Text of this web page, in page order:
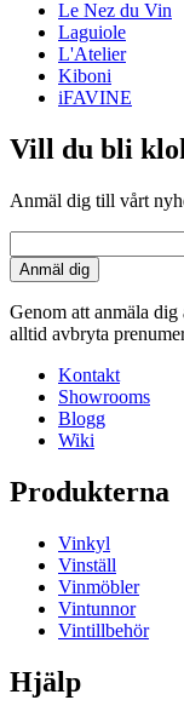
Läckert
Tryckt på 250g
50x70cm. Välj
Fås i 2 vackra
Le Nez du Vin
Laguiole
L'Atelier
Kiboni
iFAVINE
Vill du bli
Anmäl dig till vårt
Anmäl dig
Genom att anmäla
alltid avbryta
Kontakt
Showrooms
Blogg
Wiki
Produkterna
Vinkyl
Vinställ
Vinmöbler
Vintunnor
Vintillbehör
Hjälp